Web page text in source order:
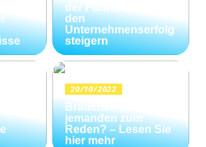
der Führungskräfte
den
Unternehmenserfolg
steigern
20/10/2022
Brauchen Sie
jemanden zum
Reden? – Lesen Sie
hier mehr